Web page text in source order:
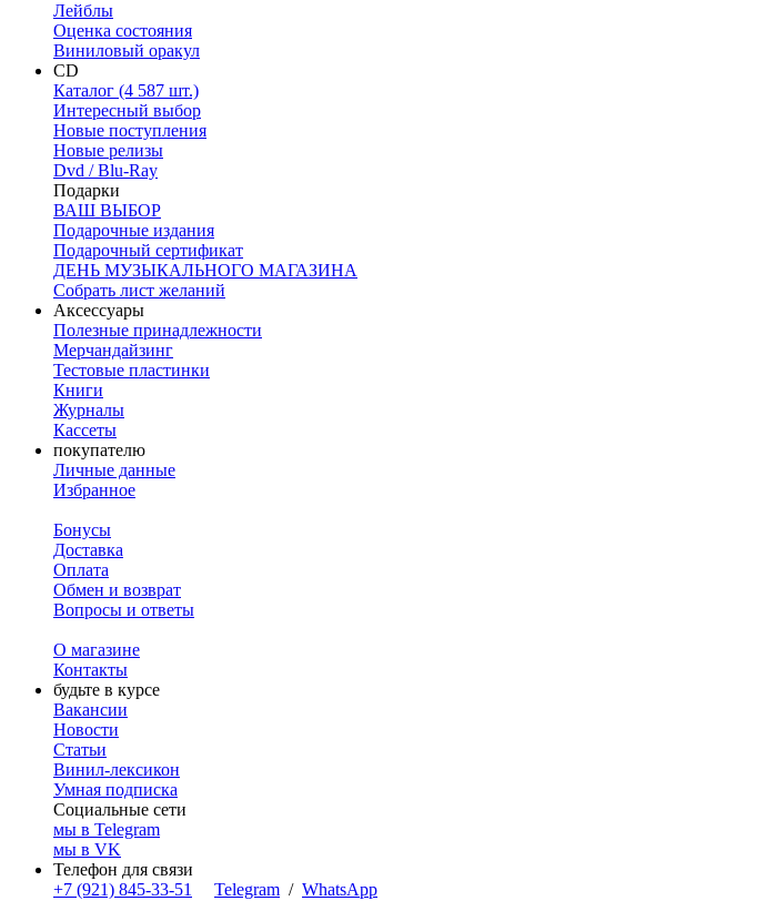
Лейблы
Оценка состояния
Виниловый оракул
CD
Каталог (4 587 шт.)
Интересный выбор
Новые поступления
Новые релизы
Dvd / Blu-Ray
Подарки
ВАШ ВЫБОР
Подарочные издания
Подарочный сертификат
ДЕНЬ МУЗЫКАЛЬНОГО МАГАЗИНА
Собрать лист желаний
Аксессуары
Полезные принадлежности
Мерчандайзинг
Тестовые пластинки
Книги
Журналы
Кассеты
покупателю
Личные данные
Избранное
Бонусы
Доставка
Оплата
Обмен и возврат
Вопросы и ответы
О магазине
Контакты
будьте в курсе
Вакансии
Новости
Статьи
Винил-лексикон
Умная подписка
Социальные сети
мы в Telegram
мы в VK
Телефон для связи
+7 (921) 845-33-51
Telegram / WhatsApp